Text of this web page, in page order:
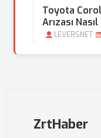
Toyota
Arızası
LEVERSNET
ZrtHaber